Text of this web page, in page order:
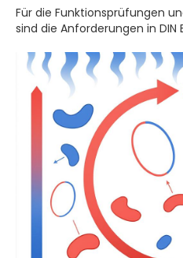
Für die Funktionsprüfungen
sind die Anforderungen in DIN